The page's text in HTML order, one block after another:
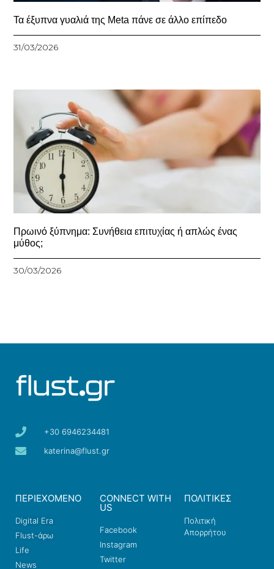
Τα έξυπνα γυαλιά της Meta πάνε σε άλλο επίπεδο
31/03/2026
Πρωινό ξύπνημα: Συνήθεια επιτυχίας ή απλώς ένας
μύθος;
30/03/2026
+30 6946234481
katerina@flust.gr
ΠΕΡΙΕΧΟΜΕΝΟ
Digital Era
Flust-άρω
Life
News
CONNECT WITH
US
Facebook
Instagram
Twitter
ΠΟΛΙΤΙΚΕΣ
Πολιτική
Απορρήτου